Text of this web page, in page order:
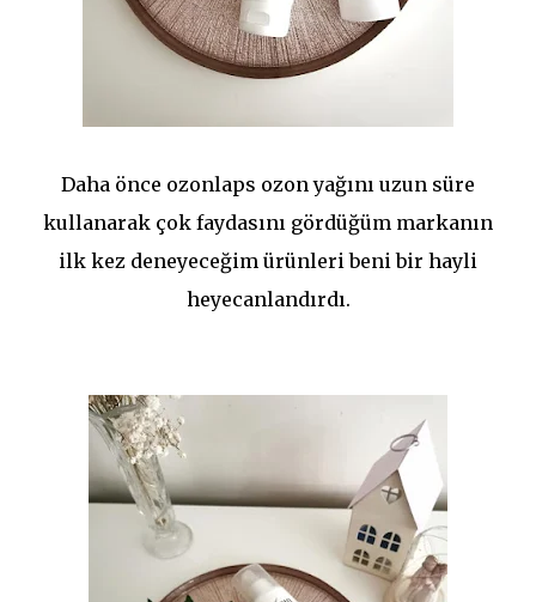
Daha önce ozonlaps ozon yağını uzun süre
kullanarak çok faydasını gördüğüm markanın
ilk kez deneyeceğim ürünleri beni bir hayli
heyecanlandırdı.